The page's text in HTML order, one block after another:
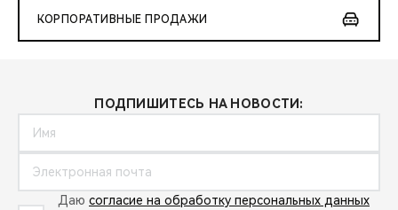
КОРПОРАТИВНЫЕ ПРОДАЖИ
ПОДПИШИТЕСЬ НА НОВОСТИ:
Даю согласие на обработку персональных данных